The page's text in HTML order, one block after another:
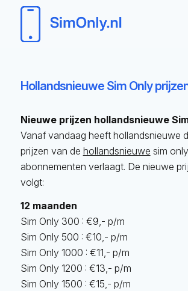
Hollandsnieuwe Sim Only
Nieuwe prijzen hollandsnieuwe
Vanaf vandaag heeft hollandsnieuwe
prijzen van de hollandsnieuwe sim only
abonnementen verlaagt. De nieuwe
volgt:
12 maanden
Sim Only 300 : €9,- p/m
Sim Only 500 : €10,- p/m
Sim Only 1000 : €11,- p/m
Sim Only 1200 : €13,- p/m
Sim Only 1500 : €15,- p/m